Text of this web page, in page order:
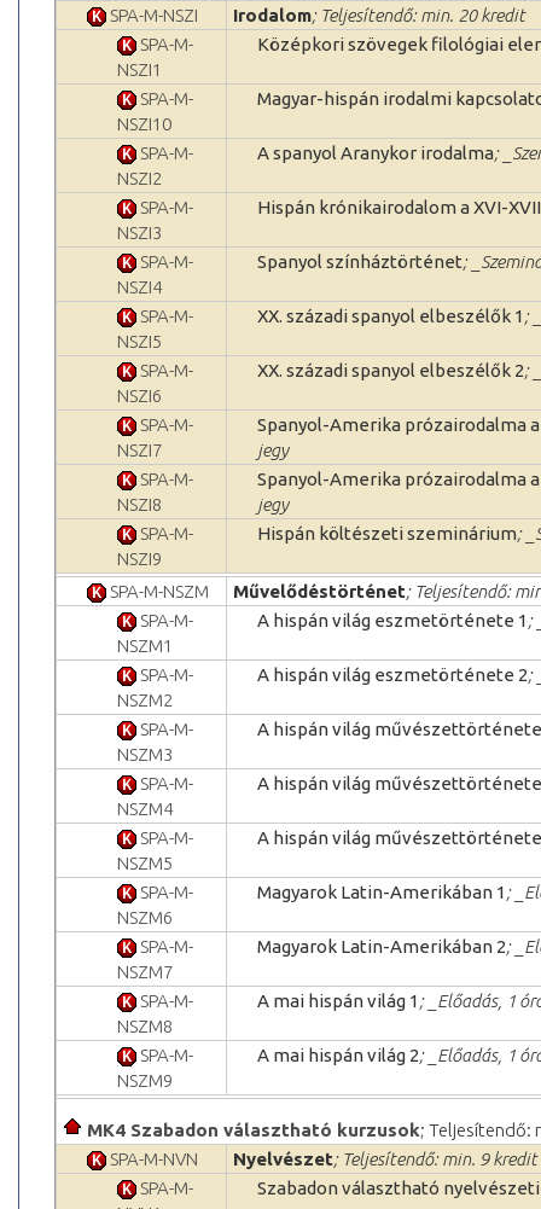
SPA-M-NSZI
Irodalom; Teljesítendő: min. 20 kredit
SPA-M-
NSZI1
Középkori szövegek filológiai
SPA-M-
NSZI10
Magyar-hispán irodalmi
SPA-M-
NSZI2
A spanyol Aranykor irodalma;
SPA-M-
NSZI3
Hispán krónikairodalom a XVI-
SPA-M-
NSZI4
Spanyol színháztörténet;
SPA-M-
NSZI5
XX. századi spanyol elbeszélők 1;
SPA-M-
NSZI6
XX. századi spanyol elbeszélők 2;
SPA-M-
NSZI7
Spanyol-Amerika prózairodalma a
jegy
SPA-M-
NSZI8
Spanyol-Amerika prózairodalma a
jegy
SPA-M-
NSZI9
Hispán költészeti szeminárium;
SPA-M-NSZM Művelődéstörténet; Teljesítendő:
SPA-M-
NSZM1
A hispán világ eszmetörténete 1;
SPA-M-
NSZM2
A hispán világ eszmetörténete 2;
SPA-M-
NSZM3
A hispán világ
SPA-M-
NSZM4
A hispán világ
SPA-M-
NSZM5
A hispán világ
SPA-M-
NSZM6
Magyarok Latin-Amerikában 1;
SPA-M-
NSZM7
Magyarok Latin-Amerikában 2;
SPA-M-
NSZM8
A mai hispán világ 1; _Előadás, 1
SPA-M-
NSZM9
A mai hispán világ 2; _Előadás, 1
MK4 Szabadon választható kurzusok; Teljesítendő:
SPA-M-NVN
Nyelvészet; Teljesítendő: min. 9 kredit
SPA-M-
Szabadon választható nyelvészeti